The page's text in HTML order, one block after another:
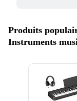
Produits
Instruments